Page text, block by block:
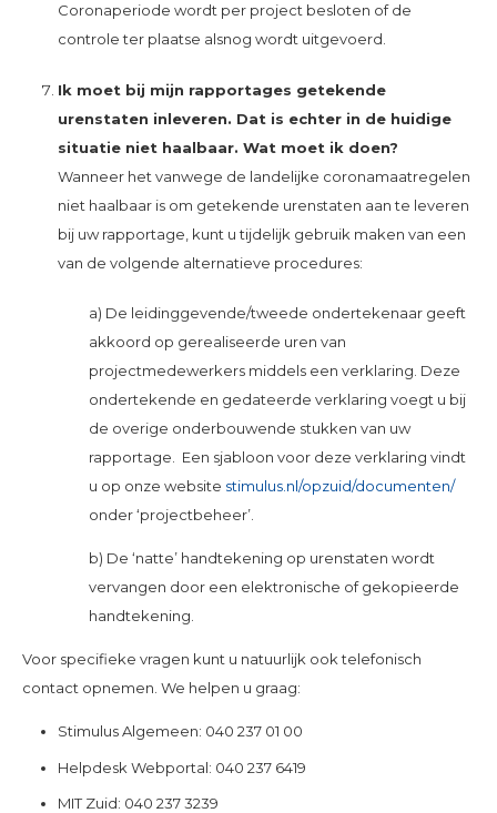
Coronaperiode wordt per project besloten of de
controle ter plaatse alsnog wordt uitgevoerd.
Ik moet bij mijn rapportages getekende
urenstaten inleveren. Dat is echter in de huidige
situatie niet haalbaar. Wat moet ik doen?
Wanneer het vanwege de landelijke coronamaatregelen
niet haalbaar is om getekende urenstaten aan te leveren
bij uw rapportage, kunt u tijdelijk gebruik maken van een
van de volgende alternatieve procedures:
a) De leidinggevende/tweede ondertekenaar geeft
akkoord op gerealiseerde uren van
projectmedewerkers middels een verklaring. Deze
ondertekende en gedateerde verklaring voegt u bij
de overige onderbouwende stukken van uw
rapportage. Een sjabloon voor deze verklaring vindt
u op onze website stimulus.nl/opzuid/documenten/
onder ‘projectbeheer’.
b) De ‘natte’ handtekening op urenstaten wordt
vervangen door een elektronische of gekopieerde
handtekening.
Voor specifieke vragen kunt u natuurlijk ook telefonisch
contact opnemen. We helpen u graag:
Stimulus Algemeen: 040 237 01 00
Helpdesk Webportal: 040 237 6419
MIT Zuid: 040 237 3239